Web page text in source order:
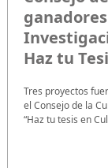
Haz tu
Tres proyectos
el Consejo de la
“Haz tu tesis en